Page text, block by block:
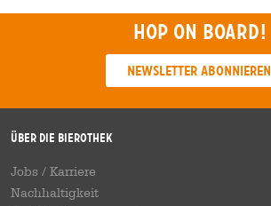
Hop on board!
Newsletter abonnieren
Über die Bierothek
Jobs / Karriere
Nachhaltigkeit